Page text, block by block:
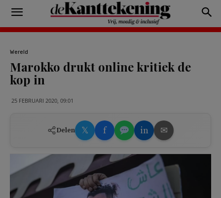
Wereld
Marokko drukt online kritiek de
kop in
25 FEBRUARI 2020, 09:01
Delen 𝕏 f in ✉